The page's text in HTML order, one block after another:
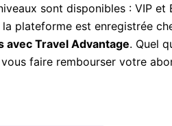
sont disponibles : VIP et
plateforme est enregistrée
Travel Advantage. Quel
faire rembourser votre